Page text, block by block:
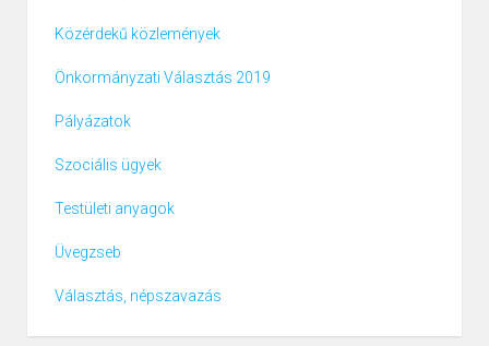
Közérdekű közlemények
Önkormányzati Választás 2019
Pályázatok
Szociális ügyek
Testületi anyagok
Üvegzseb
Választás, népszavazás